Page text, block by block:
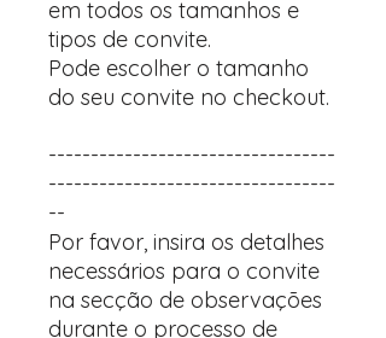
em todos os tamanhos e
tipos de convite.
Pode escolher o tamanho
do seu convite no checkout.
----------------------------------
----------------------------------
--
Por favor, insira os detalhes
necessários para o convite
na secção de observações
durante o processo de